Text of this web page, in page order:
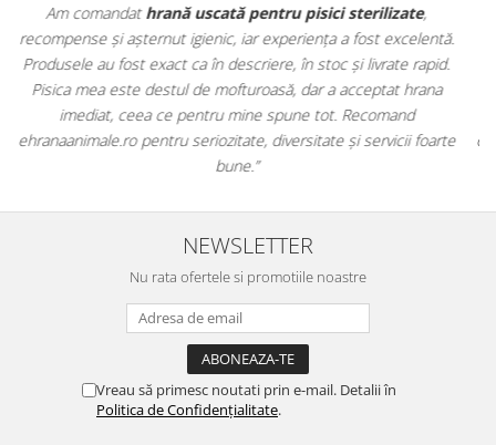
Apreciez foarte mult faptul că peehranaanimale.rogăsesc nu
doar hrană, ci și produse dinfarmacia veterinară:
antiparazitare, suplimente și soluții de îngrijire. Este foarte
comod să pot comanda tot ce am nevoie pentru animalul meu
dintr-un singur loc. Livrarea a fost rapidă, iar produsele au fost
originale și în termen. Magazin serios, bine organizat și foarte util
pentru orice stăpân de animale.
NEWSLETTER
Nu rata ofertele si promotiile noastre
Vreau să primesc noutati prin e-mail. Detalii în
Politica de Confidențialitate.